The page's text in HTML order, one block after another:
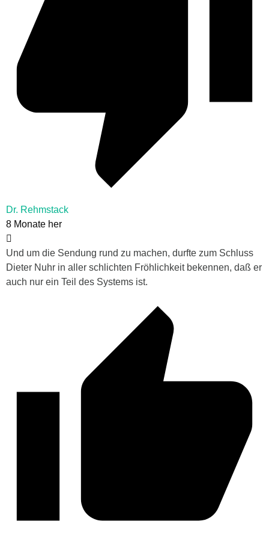
Dr. Rehmstack
8 Monate her
Und um die Sendung rund zu machen, durfte zum Schluss
Dieter Nuhr in aller schlichten Fröhlichkeit bekennen, daß er
auch nur ein Teil des Systems ist.